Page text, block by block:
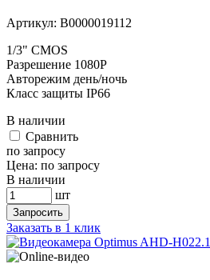
Артикул: В0000019112
1/3" CMOS
Разрешение 1080P
Авторежим день/ночь
Класс защиты IP66
В наличии
Cравнить
по запросу
Цена: по запросу
В наличии
шт
Запросить
Заказать в 1 клик